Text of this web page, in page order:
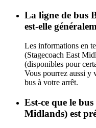
La ligne de bus
est-elle
Les informations en
(Stagecoach East
(disponibles pour
Vous pourrez aussi y
bus à votre arrêt.
Est-ce que le
Midlands) est